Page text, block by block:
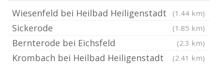
Wiesenfeld bei Heilbad Heiligenstadt (1.44 km)
Sickerode (1.85 km)
Bernterode bei Eichsfeld (2.3 km)
Krombach bei Heilbad Heiligenstadt (2.41 km)